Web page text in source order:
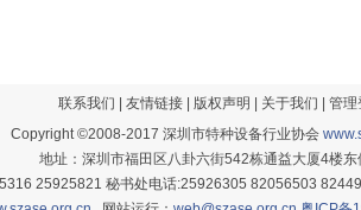
联系我们 友情链接| 版权声明 关于我们 管理
Copyright ©2008-2017 深圳市特种设备行业协会
地址：深圳市福田区八卦六街542栋通益大厦4楼
25925821 秘书处电话:25926305 82056503